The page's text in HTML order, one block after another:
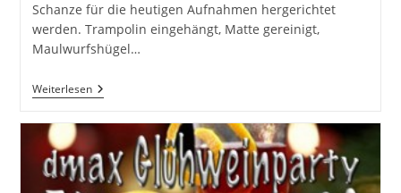
Schanze für die heutigen Aufnahmen hergerichtet
werden. Trampolin eingehängt, Matte gereinigt,
Maulwurfshügel…
WeiterlesenSchanzenanlage
Für
Aufnahmen
Hergerichtet